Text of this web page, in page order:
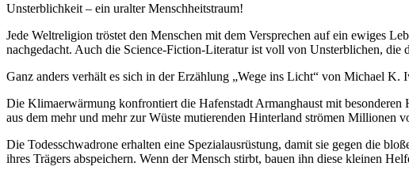
Unsterblichkeit – ein uralter Menschheitstraum!
Jede Weltreligion tröstet den Menschen mit dem Versprechen auf ein ewiges
nachgedacht. Auch die Science-Fiction-Literatur ist voll von Unsterblichen, die
Ganz anders verhält es sich in der Erzählung „Wege ins Licht“ von Michael
Die Klimaerwärmung konfrontiert die Hafenstadt Armanghaust mit
aus dem mehr und mehr zur Wüste mutierenden Hinterland strömen Millionen
Die Todesschwadrone erhalten eine Spezialausrüstung, damit sie gegen die
ihres Trägers abspeichern. Wenn der Mensch stirbt, bauen ihn diese kleinen